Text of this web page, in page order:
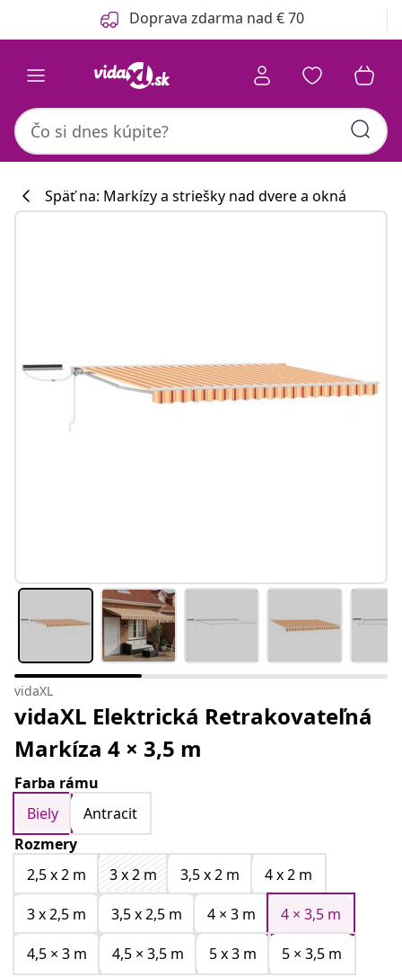
Predchádzajúce Doprava zdarma nad € 70
Späť na: Markízy a striešky nad dvere a okná
vidaXL
vidaXL Elektrická Retrakovateľná
Markíza 4 × 3,5 m
Farba rámu
Biely
Antracit
Rozmery
2,5 x 2 m
3 x 2 m 3,5 x 2 m
4 x 2 m
3 x 2,5 m
3,5 x 2,5 m 4 × 3 m
4 × 3,5 m
4,5 × 3 m
4,5 × 3,5 m 5 x 3 m
5 × 3,5 m